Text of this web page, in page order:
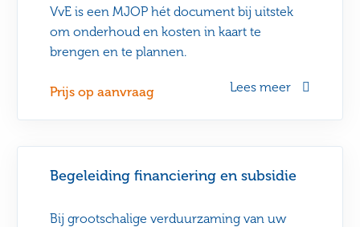
Begeleiding financiering en subsidie
Bij grootschalige verduurzaming van uw
VvE is een MJOP hét document bij uitstek
om onderhoud en kosten in kaart te
brengen en te plannen.
Prijs op aanvraag Lees meer